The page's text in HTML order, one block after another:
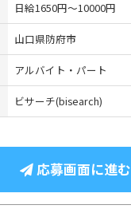
日給1650円～10000円
山口県防府市
アルバイト・パート
ビサーチ(bisearch)
応募画面に進む